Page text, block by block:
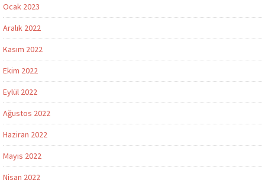
Ocak 2023
Aralık 2022
Kasım 2022
Ekim 2022
Eylül 2022
Ağustos 2022
Haziran 2022
Mayıs 2022
Nisan 2022